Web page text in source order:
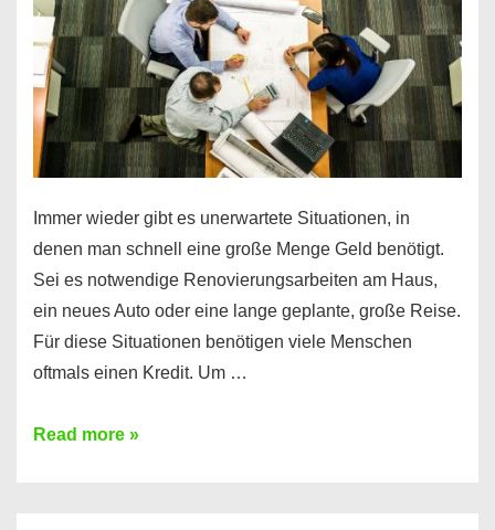
Immer wieder gibt es unerwartete Situationen, in
denen man schnell eine große Menge Geld benötigt.
Sei es notwendige Renovierungsarbeiten am Haus,
ein neues Auto oder eine lange geplante, große Reise.
Für diese Situationen benötigen viele Menschen
oftmals einen Kredit. Um …
Brauchen
Read more »